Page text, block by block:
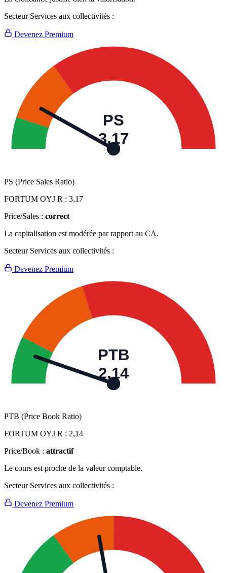
Secteur Services aux collectivités :
Devenez Premium
PS
3,17
PS (Price Sales Ratio)
FORTUM OYJ R : 3,17
Price/Sales : correct
La capitalisation est modérée par rapport au CA.
Secteur Services aux collectivités :
Devenez Premium
PTB
2,14
PTB (Price Book Ratio)
FORTUM OYJ R : 2,14
Price/Book : attractif
Le cours est proche de la valeur comptable.
Secteur Services aux collectivités :
Devenez Premium